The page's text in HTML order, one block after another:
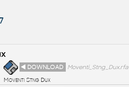
◄ DOWNLOAD
Moventi_Stng_Dux.rfa
Moventi Stng Dux